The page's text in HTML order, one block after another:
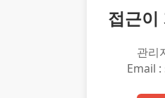
접근이
관리
Email